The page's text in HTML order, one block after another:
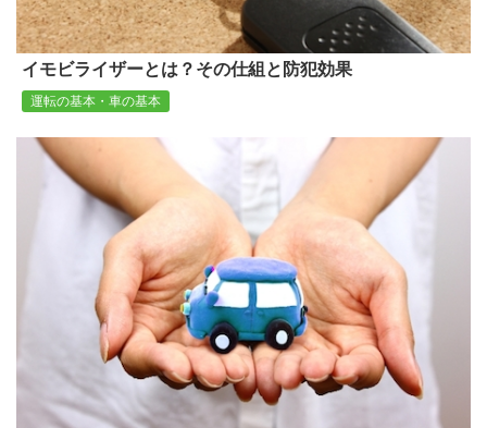
イモビライザーとは？その仕組と防犯効果
運転の基本・車の基本